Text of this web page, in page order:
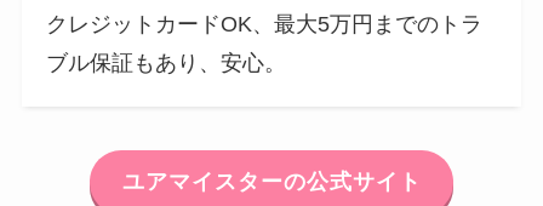
クレジットカードOK、最大5万円までのトラ
ブル保証もあり、安心。
ユアマイスターの公式サイト